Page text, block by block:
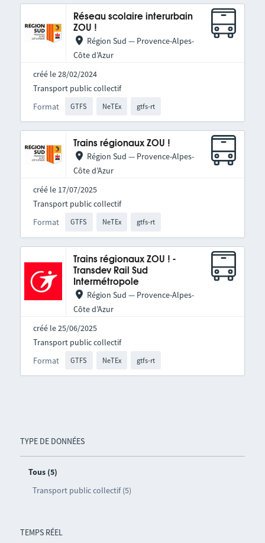
TYPE DE DONNÉES
Tous (5)
Transport public collectif (5)
TEMPS RÉEL
Réseau scolaire interurbain
ZOU !
Région Sud — Provence-Alpes-
Côte d’Azur
créé le 28/02/2024
Format GTFS NeTEx gtfs-rt
Transport public collectif
Trains régionaux ZOU !
Région Sud — Provence-Alpes-
Côte d’Azur
créé le 17/07/2025
Format GTFS NeTEx gtfs-rt
Transport public collectif
Trains régionaux ZOU ! -
Transdev Rail Sud
Intermétropole
Région Sud — Provence-Alpes-
Côte d’Azur
créé le 25/06/2025
Format GTFS NeTEx gtfs-rt
Transport public collectif